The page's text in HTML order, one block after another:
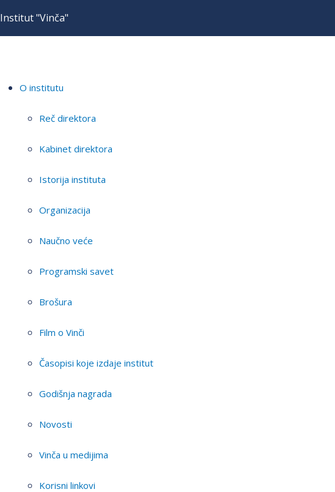
Institut "Vinča"
O institutu
Reč direktora
Kabinet direktora
Istorija instituta
Organizacija
Naučno veće
Programski savet
Brošura
Film o Vinči
Časopisi koje izdaje institut
Godišnja nagrada
Novosti
Vinča u medijima
Korisni linkovi